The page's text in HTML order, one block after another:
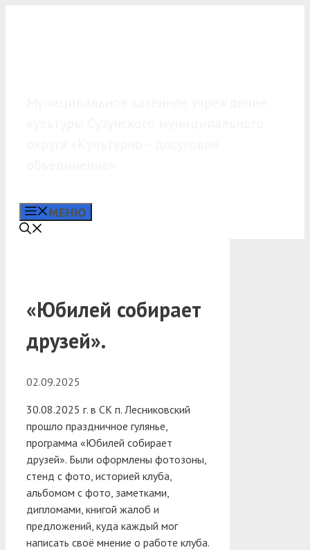
МЕНЮ
«Юбилей собирает
друзей».
02.09.2025
30.08.2025 г. в СК п. Лесниковский
прошло праздничное гулянье,
программа «Юбилей собирает
друзей». Были оформлены фотозоны,
стенд с фото, историей клуба,
альбомом с фото, заметками,
дипломами, книгой жалоб и
предложений, куда каждый мог
написать своё мнение о работе клуба.